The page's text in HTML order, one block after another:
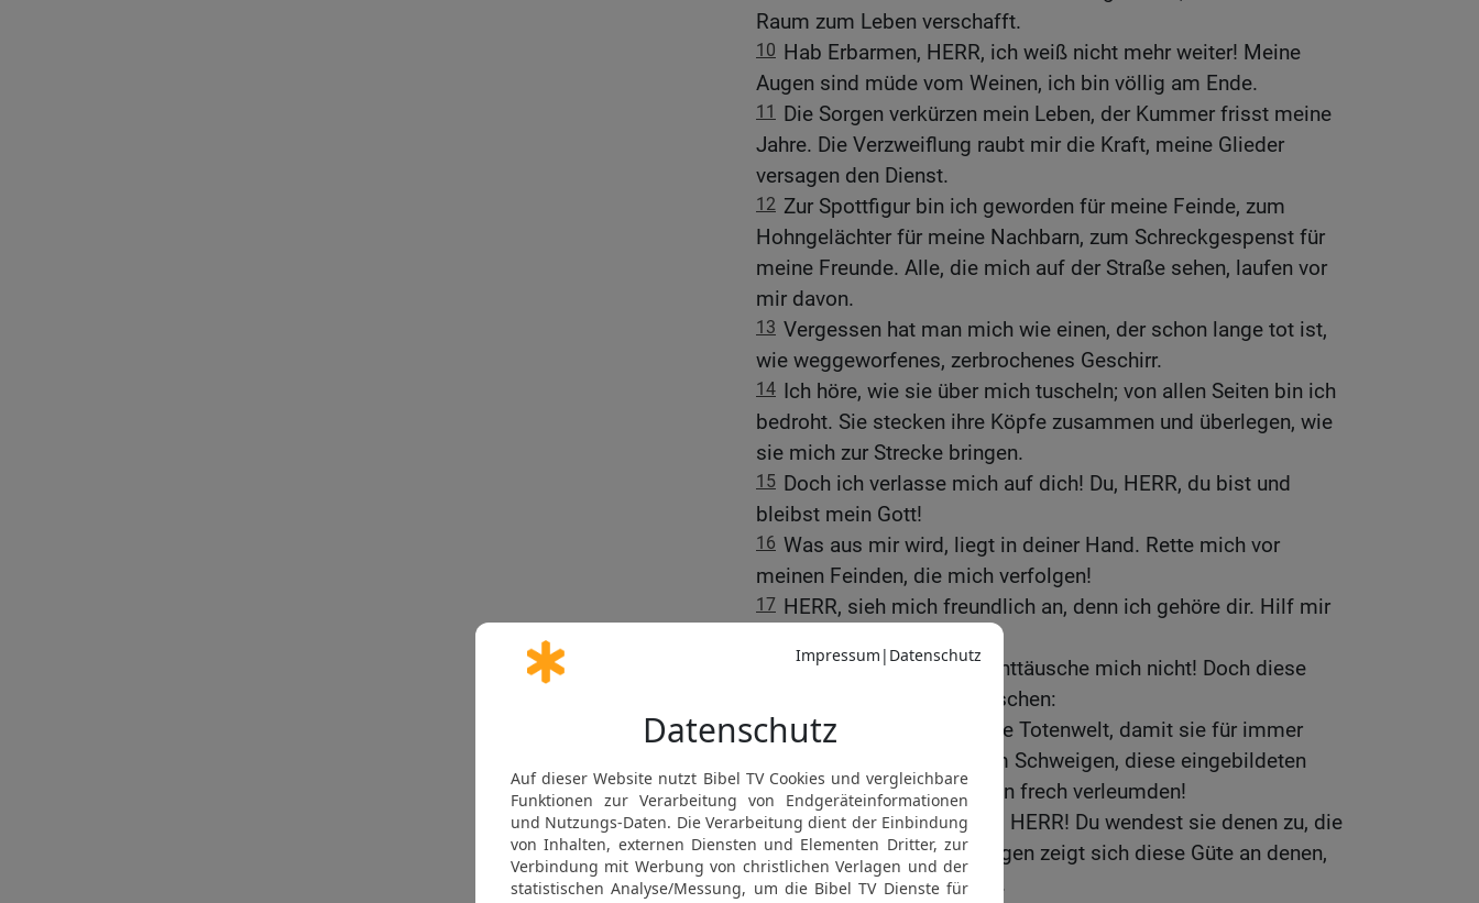
Raum zum Leben verschafft.
10 Hab Erbarmen, HERR, ich weiß nicht mehr weiter! Meine
Augen sind müde vom Weinen, ich bin völlig am Ende.
11
Die Sorgen verkürzen mein Leben, der Kummer frisst meine
Jahre. Die Verzweiflung raubt mir die Kraft, meine Glieder
versagen den Dienst.
12 Zur Spottfigur bin ich geworden für meine Feinde, zum
Hohngelächter für meine Nachbarn, zum Schreckgespenst für
meine Freunde. Alle, die mich auf der Straße sehen, laufen vor
mir davon.
13 Vergessen hat man mich wie einen, der schon lange tot ist,
wie weggeworfenes, zerbrochenes Geschirr.
14 Ich höre, wie sie über mich tuscheln; von allen Seiten bin ich
bedroht. Sie stecken ihre Köpfe zusammen und überlegen, wie
sie mich zur Strecke bringen.
15 Doch ich verlasse mich auf dich! Du, HERR, du bist und
bleibst mein Gott!
16 Was aus mir wird, liegt in deiner Hand. Rette mich vor
meinen Feinden, die mich verfolgen!
17 HERR, sieh mich freundlich an, denn ich gehöre dir. Hilf mir
Zu dir, HERR, rufe ich, enttäusche mich nicht! Doch diese
Verbrecher sollen sich täuschen:
19 Schick sie hinunter in die Totenwelt, damit sie für immer
verstummen! Bring sie zum Schweigen, diese eingebildeten
Lügner, die den Schuldlosen frech verleumden!
20 Wie groß ist deine Güte, HERR! Du wendest sie denen zu, die
dir gehorchen. Vor aller Augen zeigt sich diese Güte an denen,
die bei dir Zuflucht suchen.